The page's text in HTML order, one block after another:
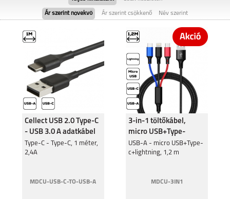
TCL 605
TCL 50 TCL 20 SE
Ár szerint növekvő Ár szerint csökkenő Név szerint
Cellect USB 2.0 Type-C
- USB 3.0 A adatkábel
Type-C - Type-C, 1 méter,
2,4A
MDCU-USB-C-TO-USB-A
3-in-1 töltőkábel,
micro USB+Type-
c+lightning
USB-A - micro USB+Type-
c+lightning, 1,2 m
MDCU-3IN1